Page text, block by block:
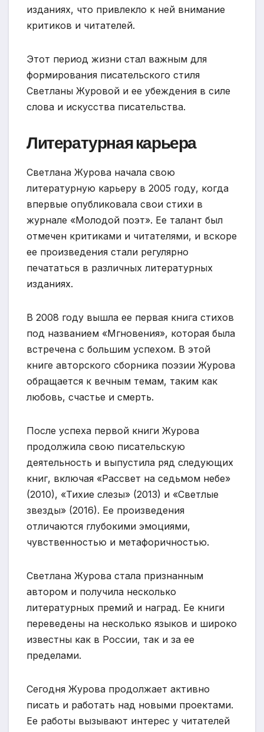
изданиях, что привлекло к ней внимание
критиков и читателей.
Этот период жизни стал важным для
формирования писательского стиля
Светланы Журовой и ее убеждения в силе
слова и искусства писательства.
Литературная карьера
Светлана Журова начала свою
литературную карьеру в 2005 году, когда
впервые опубликовала свои стихи в
журнале «Молодой поэт». Ее талант был
отмечен критиками и читателями, и вскоре
ее произведения стали регулярно
печататься в различных литературных
изданиях.
В 2008 году вышла ее первая книга стихов
под названием «Мгновения», которая была
встречена с большим успехом. В этой
книге авторского сборника поэзии Журова
обращается к вечным темам, таким как
любовь, счастье и смерть.
После успеха первой книги Журова
продолжила свою писательскую
деятельность и выпустила ряд следующих
книг, включая «Рассвет на седьмом небе»
(2010), «Тихие слезы» (2013) и «Светлые
звезды» (2016). Ее произведения
отличаются глубокими эмоциями,
чувственностью и метафоричностью.
Светлана Журова стала признанным
автором и получила несколько
литературных премий и наград. Ее книги
переведены на несколько языков и широко
известны как в России, так и за ее
пределами.
Сегодня Журова продолжает активно
писать и работать над новыми проектами.
Ее работы вызывают интерес у читателей